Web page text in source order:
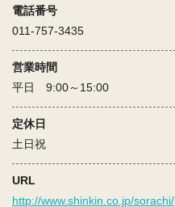
電話番号
011-757-3435
営業時間
平日 9:00～15:00
定休日
土日祝
URL
http://www.shinkin.co.jp/sorachi/